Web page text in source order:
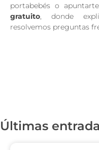
portabebés o
gratuito , donde
resolvemos preguntas
Últimas